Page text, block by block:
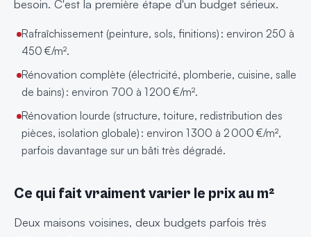
besoin. C'est la première étape d'un budget sérieux.
Rafraîchissement (peinture, sols, finitions) : environ 250 à
450 €/m².
Rénovation complète (électricité, plomberie, cuisine, salle
de bains) : environ 700 à 1 200 €/m².
Rénovation lourde (structure, toiture, redistribution des
pièces, isolation globale) : environ 1 300 à 2 000 €/m²,
parfois davantage sur un bâti très dégradé.
Ce qui fait vraiment varier le prix au m²
Deux maisons voisines, deux budgets parfois très